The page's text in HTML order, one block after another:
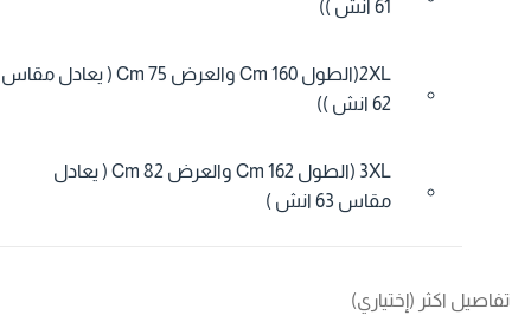
2XL(الطول 160 Cm والعرض 75 Cm ( يعادل مقاس
3XL (الطول 162 Cm والعرض 82 Cm ( يعادل
مقاس 63 انش )
اكثر (إختياري)